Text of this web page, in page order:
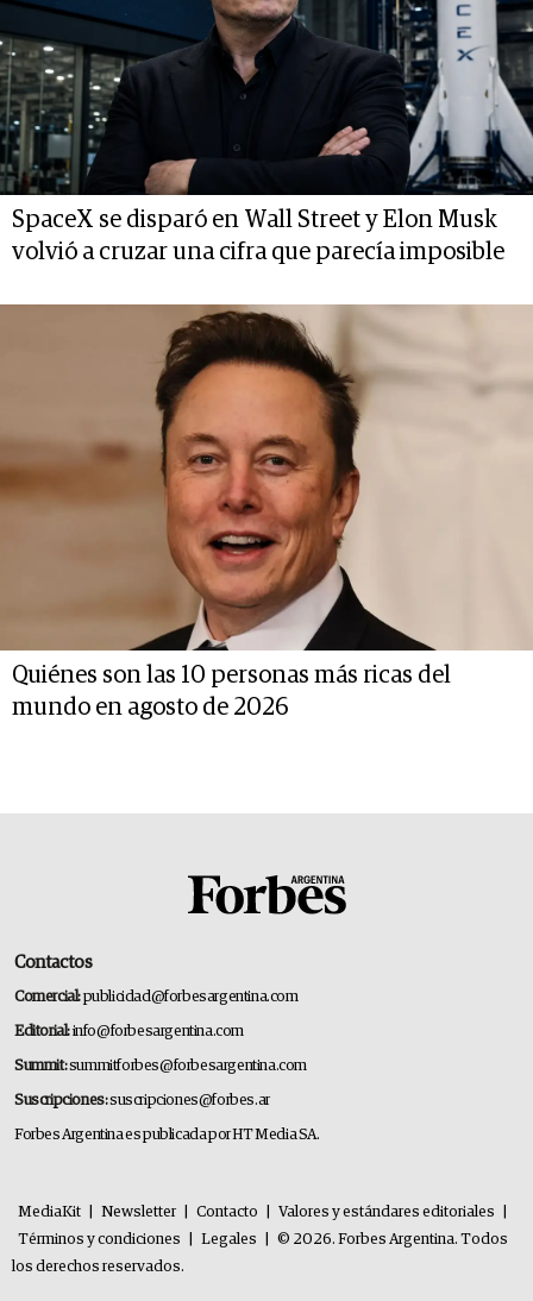
SpaceX se disparó en Wall Street y Elon Musk
volvió a cruzar una cifra que parecía imposible
Quiénes son las 10 personas más ricas del
mundo en agosto de 2026
Contactos
Comercial:publicidad@forbesargentina.com
Editorial:info@forbesargentina.com
Summit:summitforbes@forbesargentina.com
Suscripciones:suscripciones@forbes.ar
Forbes Argentina es publicada por HT Media SA.
MediaKit Newsletter Contacto Valores y estándares editoriales
Términos y condiciones
Legales
© 2026. Forbes Argentina. Todos
los derechos reservados.